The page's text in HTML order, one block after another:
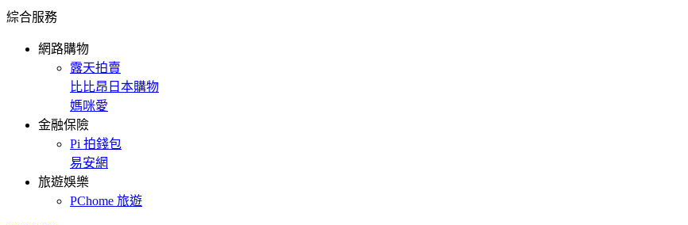
綜合服務
網路購物
露天拍賣
比比昂日本購物
媽咪愛
金融保險
Pi 拍錢包
易安網
旅遊娛樂
PChome 旅遊